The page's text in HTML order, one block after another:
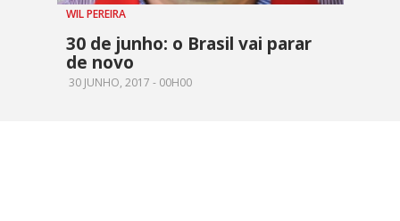
WIL PEREIRA
30 de junho: o Brasil vai parar
de novo
30 JUNHO, 2017 - 00H00